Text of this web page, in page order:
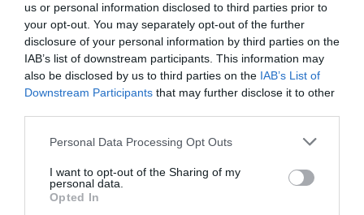
us or personal information disclosed to third parties prior to
your opt-out. You may separately opt-out of the further
disclosure of your personal information by third parties on the
IAB’s list of downstream participants. This information may
also be disclosed by us to third parties on the IAB’s List of
Downstream Participants that may further disclose it to other
Please note that this website/app uses one or more Google
not limited to your visit or usage behaviour. You may click to
grant or deny consent to Google and its third-party tags to
use your data for below specified purposes in below Google
Personal Data Processing Opt Outs
I want to opt-out of the Sharing of my
personal data.
Opted In
A kutatók a tanulmányban leírták azt is, hogy ha evés
után sétálni megyünk, akkor a vércukorszintjük
fokozatosan megemelkedik, majd csökken, és az
inzulinszintünk is stabilizálódik ahhoz képest, mint ha
állva vagy ülve maradnánk.
Címkék: étkezés ,jótékony hatás ,séta
vércukorszint,délutáni szieszta